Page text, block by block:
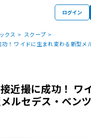
ログイン
クス
スクープ
功！ ワイドに生まれ変わる新型メ
接近撮に成功！ ワ
ルセデス・ベン